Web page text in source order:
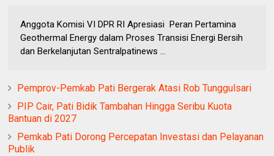
Anggota Komisi VI DPR RI Apresiasi Peran Pertamina
Geothermal Energy dalam Proses Transisi Energi Bersih
dan Berkelanjutan Sentralpatinews ...
Pemprov-Pemkab Pati Bergerak Atasi Rob Tunggulsari
PIP Cair, Pati Bidik Tambahan Hingga Seribu Kuota
Bantuan di 2027
Pemkab Pati Dorong Percepatan Investasi dan Pelayanan
Publik